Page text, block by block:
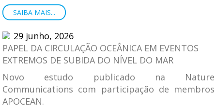
SAIBA MAIS...
29 junho, 2026
PAPEL DA CIRCULAÇÃO OCEÂNICA EM EVENTOS
EXTREMOS DE SUBIDA DO NÍVEL DO MAR
Novo estudo publicado na Nature
Communications com participação de membros
APOCEAN.